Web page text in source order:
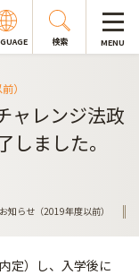
検索 MENU
）
ャレンジ法政
ました。
知らせ（2019年度以前）
定）し、入学後に